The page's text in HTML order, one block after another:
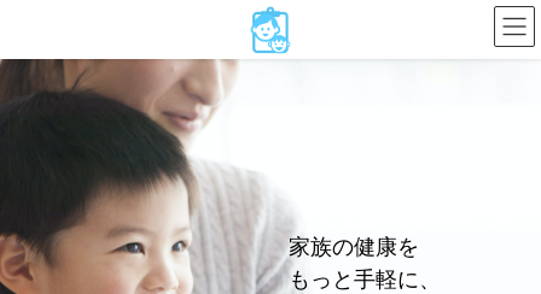
テ
ツ
プ
ゲ
シ
動
家族の健康を
もっと手軽に、